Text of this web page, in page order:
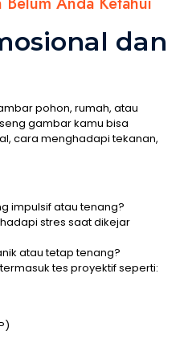
dan
pohon, rumah, atau
gambar kamu bisa
cara menghadapi tekanan,
impulsif atau tenang?
stres saat dikejar
atau tetap tenang?
tes proyektif seperti: